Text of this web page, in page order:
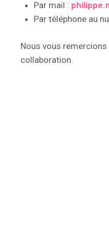
Par mail :
Par téléphone au
Nous vous
collaboration.